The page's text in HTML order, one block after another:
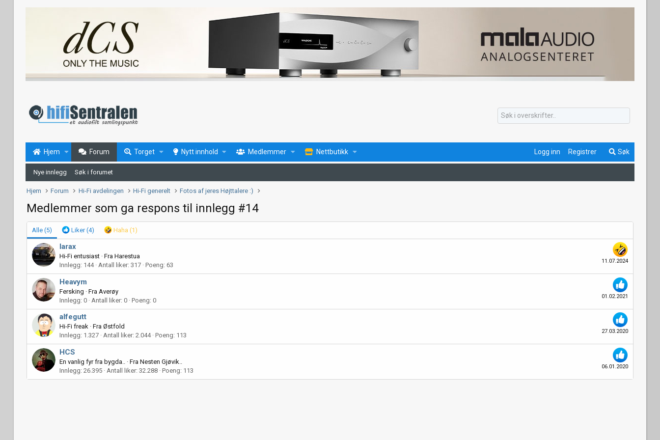
Hjem Forum Torget Nytt innhold Medlemmer Nettbutikk Logg inn Registrer Søk
Nye innlegg Søk i forumet
Hjem Forum Hi-Fi avdelingen Hi-Fi generelt Fotos af jeres Højttalere :)
Medlemmer som ga respons til innlegg #14
Alle (5) Liker(4) Haha (1)
11.07.2024
larax
Hi-Fi entusiast · Fra Harestua
Innlegg 144 Antall liker 317 Poeng 63
01.02.2021
Heavym
Fersking · Fra Averøy
Innlegg 0 Antall liker 0 Poeng 0
27.03.2020
alfegutt
Hi-Fi freak · Fra Østfold
Innlegg 1.327 Antall liker 2.044 Poeng 113
06.01.2020
HCS
En vanlig fyr fra bygda.. · Fra Nesten Gjøvik..
Innlegg 26.395 Antall liker 32.288 Poeng 113